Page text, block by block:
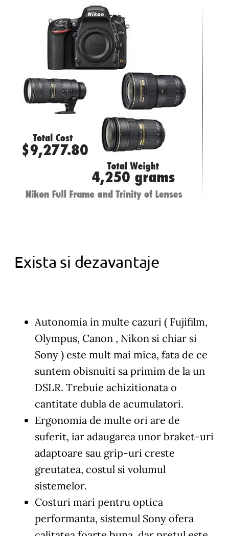
Exista si dezavantaje
Autonomia in multe cazuri ( Fujifilm,
Olympus, Canon , Nikon si chiar si
Sony ) este mult mai mica, fata de ce
suntem obisnuiti sa primim de la un
DSLR. Trebuie achizitionata o
cantitate dubla de acumulatori.
Ergonomia de multe ori are de
suferit, iar adaugarea unor braket-uri
adaptoare sau grip-uri creste
greutatea, costul si volumul
sistemelor.
Costuri mari pentru optica
performanta, sistemul Sony ofera